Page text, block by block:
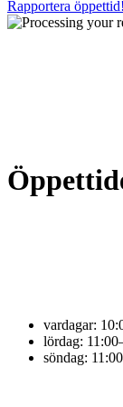
Rapportera öppettid!
vardagar:
lördag:
söndag: